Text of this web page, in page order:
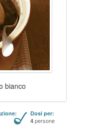
bianco
Dosi per:
4 persone